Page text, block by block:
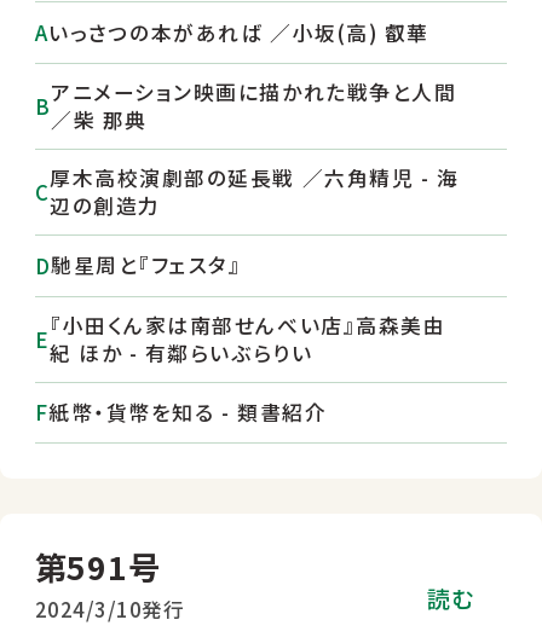
いっさつの本があれば ／小坂(高) 叡華
アニメーション映画に描かれた戦争と人間
／柴 那典
厚木高校演劇部の延長戦 ／六角精児 - 海
辺の創造力
馳星周と『フェスタ』
『小田くん家は南部せんべい店』高森美由
紀 ほか - 有鄰らいぶらりい
紙幣・貨幣を知る - 類書紹介
第591号
2024/3/10発行 読む